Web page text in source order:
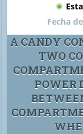
Fecha
A CANDY
TWO
POWER